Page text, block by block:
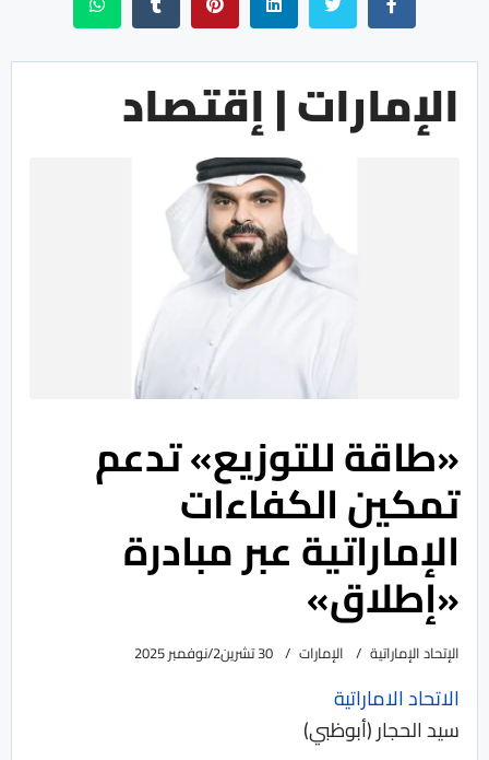
الإمارات | إقتصاد
«طاقة للتوزيع» تدعم
تمكين الكفاءات
الإماراتية عبر مبادرة
«إطلاق»
الإتحاد الإماراتية الإمارات 30 تشرين2/نوفمبر 2025
الاتحاد الاماراتية
سيد الحجار (أبوظبي)